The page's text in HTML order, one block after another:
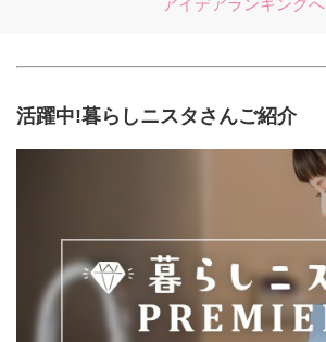
アイデアランキングへ
活躍中!暮らしニスタさんご紹介